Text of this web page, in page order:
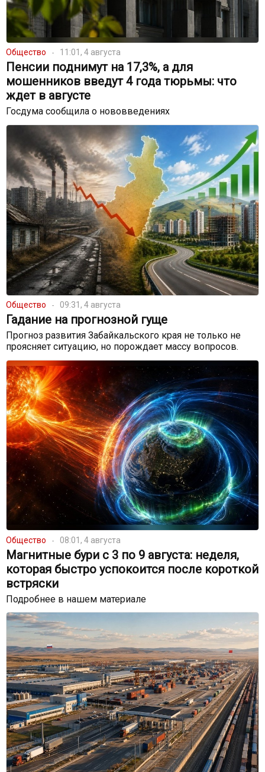
Общество 11:01, 4 августа
Пенсии поднимут на 17,3%, а для
мошенников введут 4 года тюрьмы: что
ждет в августе
Госдума сообщила о нововведениях
Общество 09:31, 4 августа
Гадание на прогнозной гуще
Прогноз развития Забайкальского края не только не
проясняет ситуацию, но порождает массу вопросов.
Общество 08:01, 4 августа
Магнитные бури с 3 по 9 августа: неделя,
которая быстро успокоится после короткой
встряски
Подробнее в нашем материале